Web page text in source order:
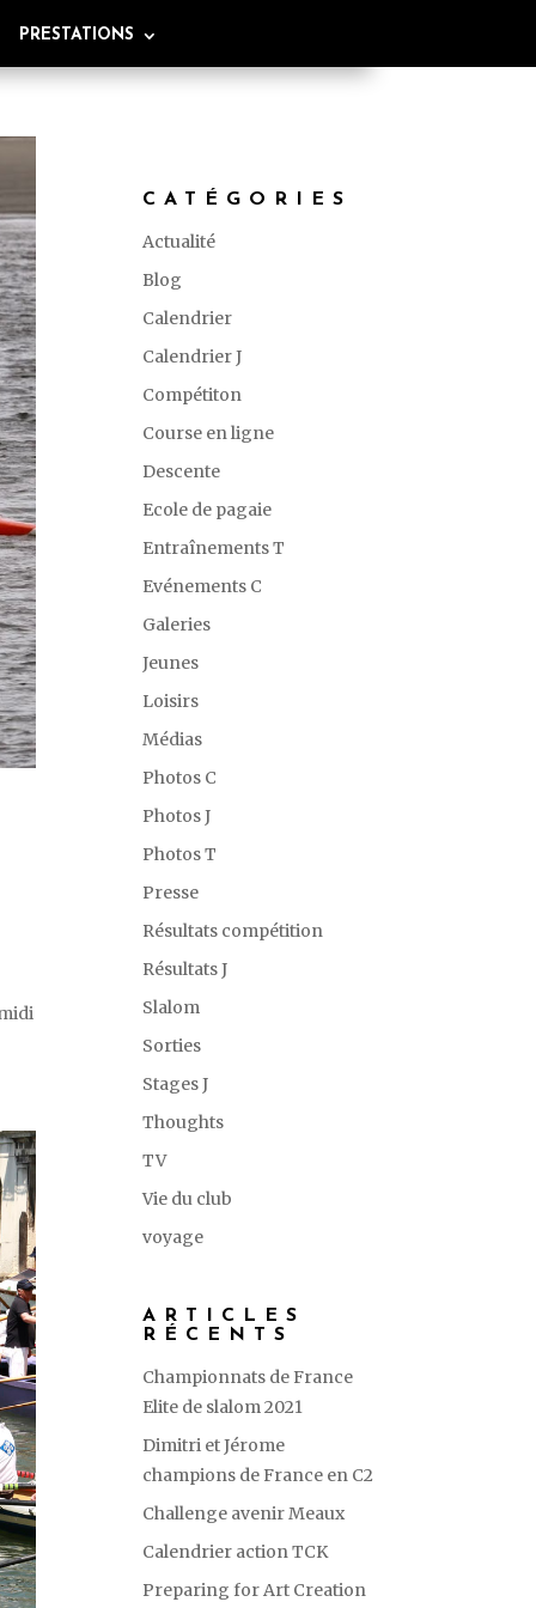
PRESTATIONS
CATÉGORIES
Actualité
Blog
Calendrier
Calendrier J
Compétiton
Course en ligne
Descente
Ecole de pagaie
Entraînements T
Evénements C
Galeries
Jeunes
Loisirs
Médias
Photos C
Photos J
Photos T
Presse
Résultats compétition
Résultats J
Slalom
Sorties
Stages J
Thoughts
TV
Vie du club
voyage
ARTICLES
RÉCENTS
Championnats de France
Elite de slalom 2021
Dimitri et Jérome
champions de France en C2
Challenge avenir Meaux
Calendrier action TCK
Preparing for Art Creation